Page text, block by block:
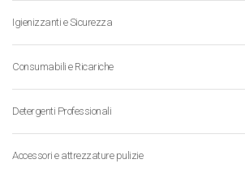
Igienizzanti e Sicurezza
Consumabili e Ricariche
Detergenti Professionali
Accessori e attrezzature pulizie